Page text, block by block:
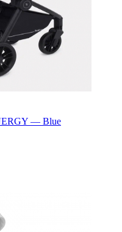
— Blue